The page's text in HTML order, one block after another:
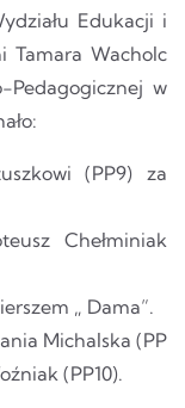
Edukacji i
Tamara Wacholc
Pedagogicznej w
(PP9) za
Chełminiak
„ Dama”.
Michalska (PP
(PP10).